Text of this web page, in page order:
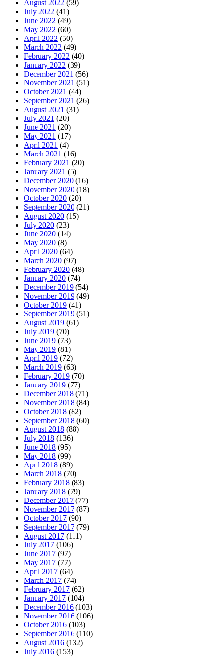
August 2022 (59)
July 2022 (41)
June 2022 (49)
May 2022 (60)
April 2022 (50)
March 2022 (49)
February 2022 (40)
January 2022 (39)
December 2021 (56)
November 2021 (51)
October 2021 (44)
September 2021 (26)
August 2021 (31)
July 2021 (20)
June 2021 (20)
May 2021 (17)
April 2021 (4)
March 2021 (16)
February 2021 (20)
January 2021 (5)
December 2020 (16)
November 2020 (18)
October 2020 (20)
September 2020 (21)
August 2020 (15)
July 2020 (23)
June 2020 (14)
May 2020 (8)
April 2020 (64)
March 2020 (97)
February 2020 (48)
January 2020 (74)
December 2019 (54)
November 2019 (49)
October 2019 (41)
September 2019 (51)
August 2019 (61)
July 2019 (70)
June 2019 (73)
May 2019 (81)
April 2019 (72)
March 2019 (63)
February 2019 (70)
January 2019 (77)
December 2018 (71)
November 2018 (84)
October 2018 (82)
September 2018 (60)
August 2018 (88)
July 2018 (136)
June 2018 (95)
May 2018 (99)
April 2018 (89)
March 2018 (70)
February 2018 (83)
January 2018 (79)
December 2017 (77)
November 2017 (87)
October 2017 (90)
September 2017 (79)
August 2017 (111)
July 2017 (106)
June 2017 (97)
May 2017 (77)
April 2017 (64)
March 2017 (74)
February 2017 (62)
January 2017 (104)
December 2016 (103)
November 2016 (106)
October 2016 (103)
September 2016 (110)
August 2016 (132)
July 2016 (153)